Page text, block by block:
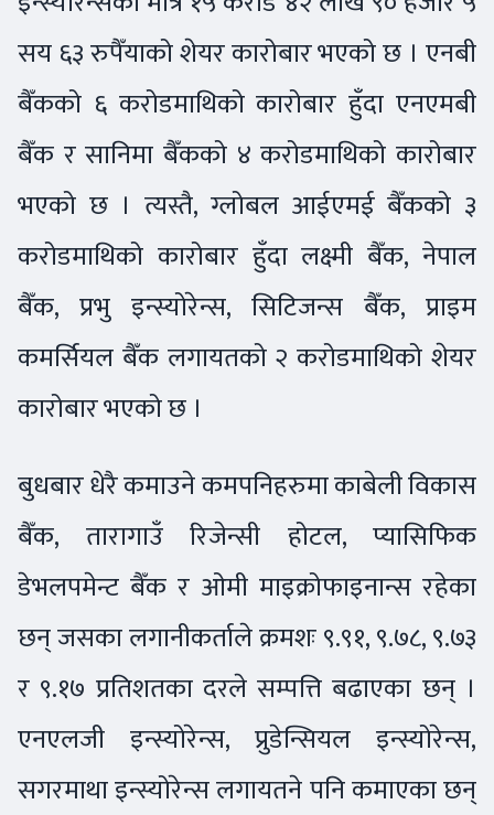
सय ६३ रुपैँयाको शेयर कारोबार भएको छ । एनबी
बैँकको ६ करोडमाथिको कारोबार हुँदा एनएमबी
बैँक र सानिमा बैँकको ४ करोडमाथिको कारोबार
भएको छ । त्यस्तै, ग्लोबल आईएमई बैँकको ३
करोडमाथिको कारोबार हुँदा लक्ष्मी बैँक, नेपाल
बैँक, प्रभु इन्स्योरेन्स, सिटिजन्स बैँक, प्राइम
कमर्सियल बैँक लगायतको २ करोडमाथिको शेयर
कारोबार भएको छ ।
बुधबार धेरै कमाउने कमपनिहरुमा काबेली विकास
बैँक, तारागाउँ रिजेन्सी होटल, प्यासिफिक
डेभलपमेन्ट बैँक र ओमी माइक्रोफाइनान्स रहेका
छन् जसका लगानीकर्ताले क्रमशः ९.९१, ९.७८, ९.७३
र ९.१७ प्रतिशतका दरले सम्पत्ति बढाएका छन् ।
एनएलजी इन्स्योरेन्स, प्रुडेन्सियल इन्स्योरेन्स,
सगरमाथा इन्स्योरेन्स लगायतने पनि कमाएका छन्